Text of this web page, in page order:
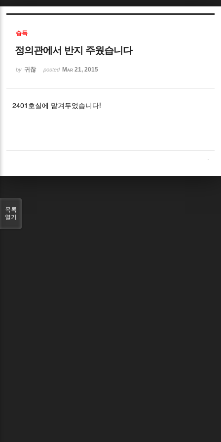
습득
정의관에서 반지 주웠습니다
by 귀찮 posted Mar 21, 2015
2401호실에 맡겨두었습니다!
목록
열기
Sketchbook5, 스케치북5
Sketchbook5, 스케치북5